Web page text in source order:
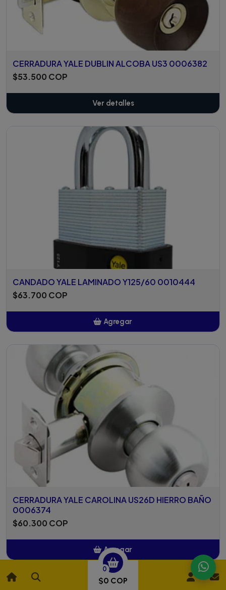
0
$0 COP
CERRADURA YALE DUBLIN ALCOBA US3 0006382
$53.500 COP
Ver detalles
CANDADO YALE LAMINADO Y125/60 0010444
$63.700 COP
Agregar
CERRADURA YALE CAROLINA US26D HIERRO BAÑO
0006374
$60.300 COP
Agregar
Añadido